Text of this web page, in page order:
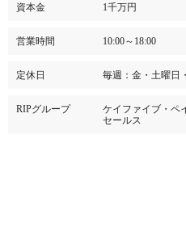
資本金 1千万円
営業時間 10:00～18:00
定休日 毎週：金・土曜日
RIPグループ
ケイファイブ・ペ
セールス